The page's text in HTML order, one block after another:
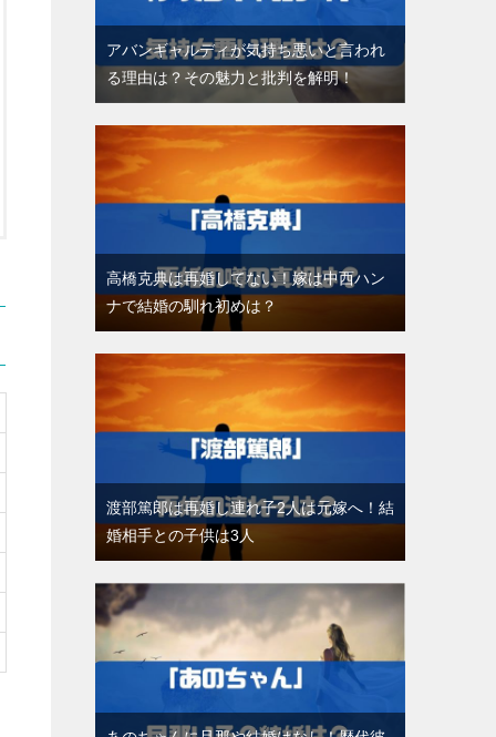
アバンギャルディが気持ち悪いと言われ
る理由は？その魅力と批判を解明！
高橋克典は再婚してない！嫁は中西ハン
ナで結婚の馴れ初めは？
渡部篤郎は再婚し連れ子2人は元嫁へ！結
婚相手との子供は3人